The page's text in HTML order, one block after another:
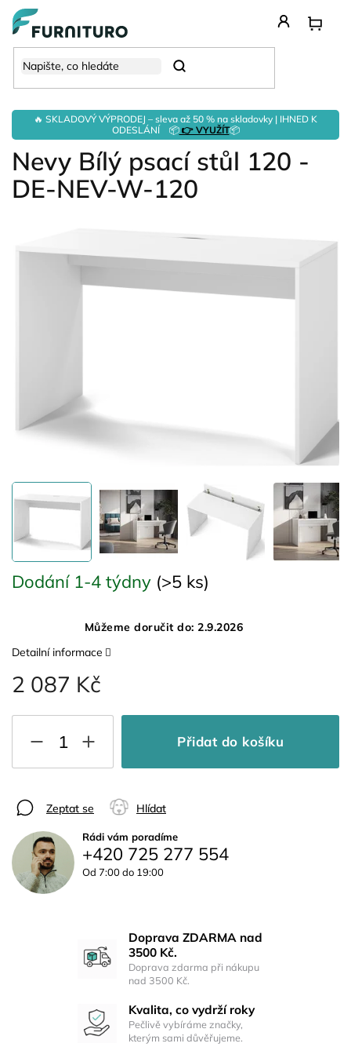
Přejít
obsah
🔥 SKLADOVÝ VÝPRODEJ – sleva až 50 % na skladovky | IHNED K
ODESLÁNÍ 📦👉 VYUŽÍT📦
Hledat
Nevy Bílý psací stůl 120 -
DE-NEV-W-120
2 087 Kč
Dodání 1-4 týdny (>5 ks)
Můžeme doručit do: 2.9.2026
Přidat do košíku
Detailní informace
Zeptat se Hlídat
Rádi vám poradíme
+420 725 277 554
Od 7:00 do 19:00
Doprava ZDARMA nad
3500 Kč.
Doprava zdarma při nákupu
nad 3500 Kč.
Kvalita, co vydrží roky
Pečlivě vybíráme značky,
kterým sami důvěřujeme.